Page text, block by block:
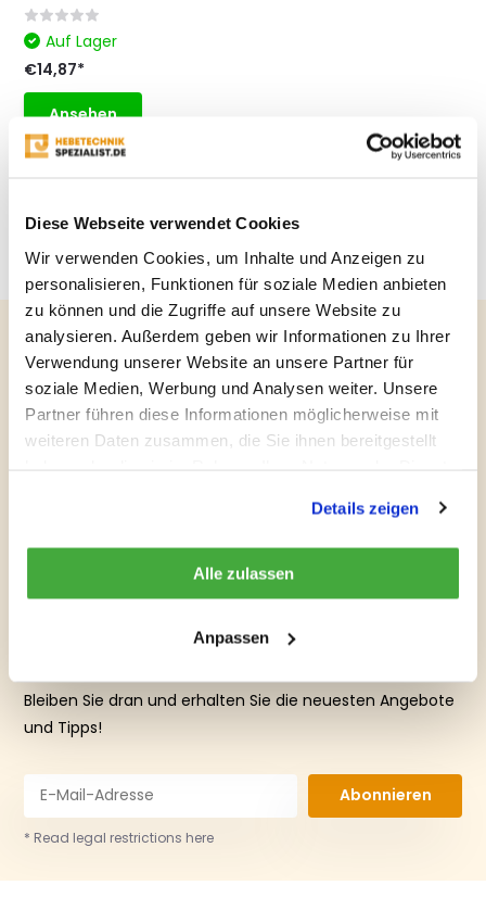
Diese Webseite verwendet Cookies
Wir verwenden Cookies, um Inhalte und Anzeigen zu
personalisieren, Funktionen für soziale Medien anbieten
zu können und die Zugriffe auf unsere Website zu
analysieren. Außerdem geben wir Informationen zu Ihrer
Verwendung unserer Website an unsere Partner für
soziale Medien, Werbung und Analysen weiter. Unsere
Partner führen diese Informationen möglicherweise mit
weiteren Daten zusammen, die Sie ihnen bereitgestellt
Details zeigen
Alle zulassen
Anpassen
Auf Lager
€14,87*
Ansehen
* Inkl. MwSt. zzgl.
Brauchen Sie einen Rat?
Kontaktieren Sie uns!
info@hebetechnik-
Bleiben Sie dran und erhalten Sie die neuesten Angebote
und Tipps!
Abonnieren
* Read legal restrictions here